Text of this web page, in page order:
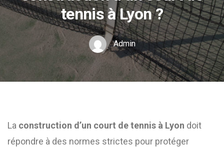
tennis à Lyon ?
Admin
La construction d’un court de tennis à Lyon doit
répondre à des normes strictes pour protéger